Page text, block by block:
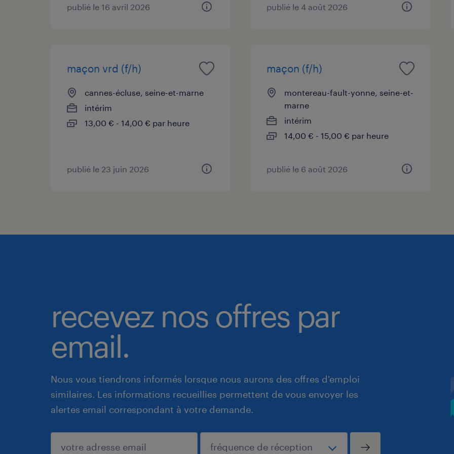
publié le 16 avril 2026 publié le 4 août 2026
maçon vrd (f/h)
cannes-écluse, seine-et-marne
intérim
13,00 € - 14,00 € par heure
publié le 23 juin 2026
maçon (f/h)
montereau-fault-yonne, seine-et-
marne
intérim
14,00 € - 15,00 € par heure
publié le 6 août 2026
recevez nos offres par
email.
Nous vous tiendrons informés lorsque nous aurons des offres d'emploi
similaires. Les informations recueillies permettent de vous envoyer les
alertes email correspondant à votre demande.